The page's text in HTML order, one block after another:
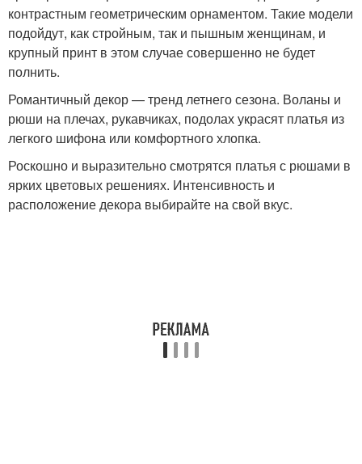
контрастным геометрическим орнаментом. Такие модели
подойдут, как стройным, так и пышным женщинам, и
крупный принт в этом случае совершенно не будет
полнить.
Романтичный декор — тренд летнего сезона. Воланы и
рюши на плечах, рукавчиках, подолах украсят платья из
легкого шифона или комфортного хлопка.
Роскошно и выразительно смотрятся платья с рюшами в
ярких цветовых решениях. Интенсивность и
расположение декора выбирайте на свой вкус.